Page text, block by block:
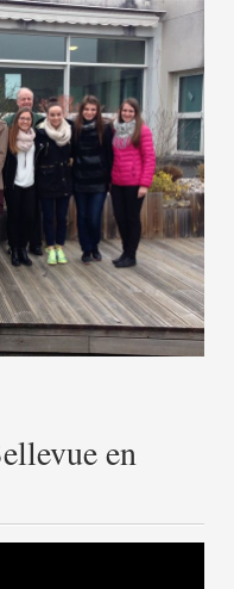
en